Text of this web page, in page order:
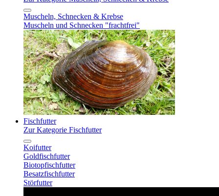
Muscheln, Schnecken & Krebse
Muscheln und Schnecken "frachtfrei"
Fischfutter
Zur Kategorie Fischfutter
Koifutter
Goldfischfutter
Biotopfischfutter
Besatzfischfutter
Störfutter